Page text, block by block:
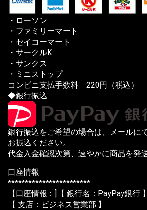
・ローソン
・ファミリーマート
・セイコーマート
・サークルK
・サンクス
・ミニストップ
コンビニ支払手数料 220円（税込）
◆銀行振込
銀行振込をご希望の場合は、メールに
お振込ください。
代金入金確認次第、速やかに商品を発
口座情報
************************
【口座情報：]【 銀行名：PayPay銀行 】
【 支店：ビジネス営業部 】